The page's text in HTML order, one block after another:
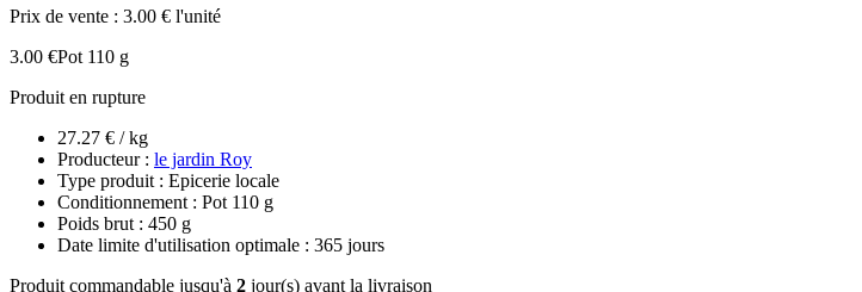
Prix de vente : 3.00 € l'unité
3.00 €Pot 110 g
Produit en rupture
27.27 € / kg
Producteur : le jardin Roy
Type produit : Epicerie locale
Conditionnement : Pot 110 g
Poids brut : 450 g
Date limite d'utilisation optimale : 365 jours
Produit commandable jusqu'à 2 jour(s) avant la livraison